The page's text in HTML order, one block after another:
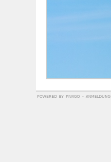
powered by piwigo- anmeldung